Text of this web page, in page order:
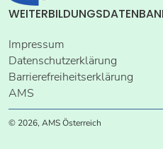
Impressum
Datenschutzerklärung
Barrierefreiheitserklärung
AMS
© 2026, AMS Österreich